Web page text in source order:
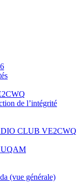
de l’intégrité
CLUB VE2CWQ
UQAM
(vue générale)